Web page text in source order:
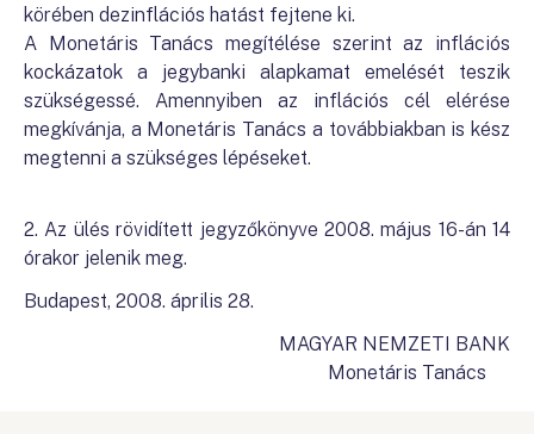
körében dezinflációs hatást fejtene ki.
A Monetáris Tanács megítélése szerint az inflációs
kockázatok a jegybanki alapkamat emelését teszik
szükségessé. Amennyiben az inflációs cél elérése
megkívánja, a Monetáris Tanács a továbbiakban is kész
megtenni a szükséges lépéseket.
2. Az ülés rövidített jegyzőkönyve 2008. május 16-án 14
órakor jelenik meg.
Budapest, 2008. április 28.
MAGYAR NEMZETI BANK
Monetáris Tanács